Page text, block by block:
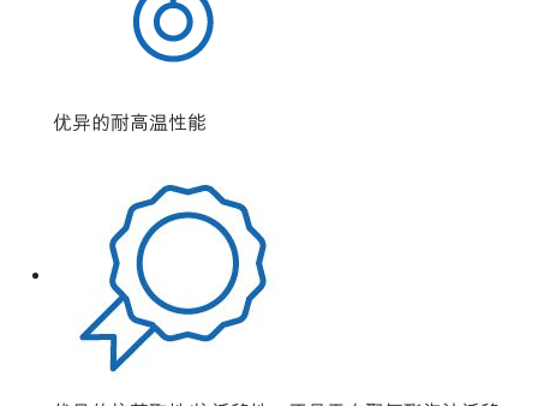
优异的耐高温性能